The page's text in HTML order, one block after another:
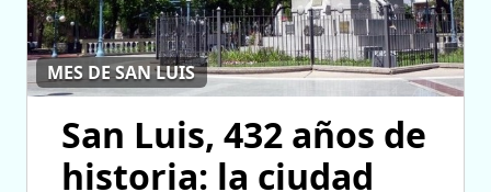
MES DE SAN LUIS
San Luis, 432 años de
historia: la ciudad